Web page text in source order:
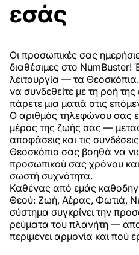
εσάς
Οι προσωπικές σας
διαθέσιμες στο NumBuster!
λειτουργία — τα
να συνδεθείτε με τη ροή
πάρετε μια ματιά στις
Ο αριθμός τηλεφώνου σας
μέρος της ζωής σας —
αποφάσεις και τις
Θεοσκόπιο σας βοηθά να
προσωπικού σας χρόνου και
σωστή συχνότητα.
Καθένας από εμάς
Θεού: Ζωή, Αέρας, Φωτιά,
σύστημα συγκρίνει την
ρεύματα του πλανήτη —
περιμένει αρμονία και πού